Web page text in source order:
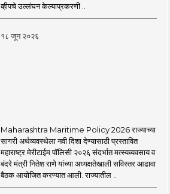
व्हीपचे उल्लंघन केल्याप्रकरणी ..
१८ जून २०२६
Maharashtra Maritime Policy 2026 राज्याच्या
सागरी अर्थव्यवस्थेला नवी दिशा देण्यासाठी प्रस्तावित
महाराष्ट्र मेरीटाईम पॉलिसी २०२६ संदर्भात मत्स्यव्यवसाय व
बंदरे मंत्री नितेश राणे यांच्या अध्यक्षतेखाली सविस्तर आढावा
बैठक आयोजित करण्यात आली. राज्यातील ..